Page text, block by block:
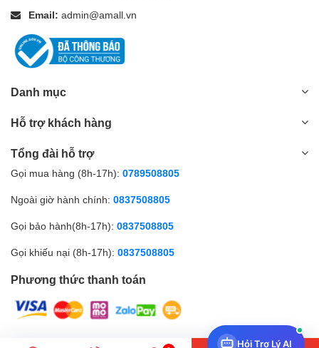
Email: admin@amall.vn
Danh mục
Hỗ trợ khách hàng
Tổng đài hỗ trợ
Gọi mua hàng (8h-17h): 0789508805
Ngoài giờ hành chính: 0837508805
Gọi bảo hành(8h-17h): 0837508805
Gọi khiếu nại (8h-17h): 0837508805
Phương thức thanh toán
Hỏi Trợ Lý AI